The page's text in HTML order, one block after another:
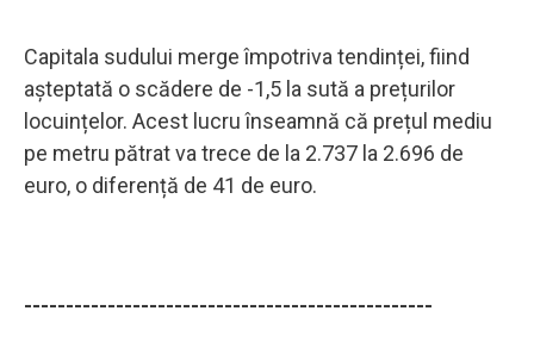
Capitala sudului merge împotriva tendinței, fiind
așteptată o scădere de -1,5 la sută a prețurilor
locuințelor. Acest lucru înseamnă că prețul mediu
pe metru pătrat va trece de la 2.737 la 2.696 de
euro, o diferență de 41 de euro.
-------------------------------------------------